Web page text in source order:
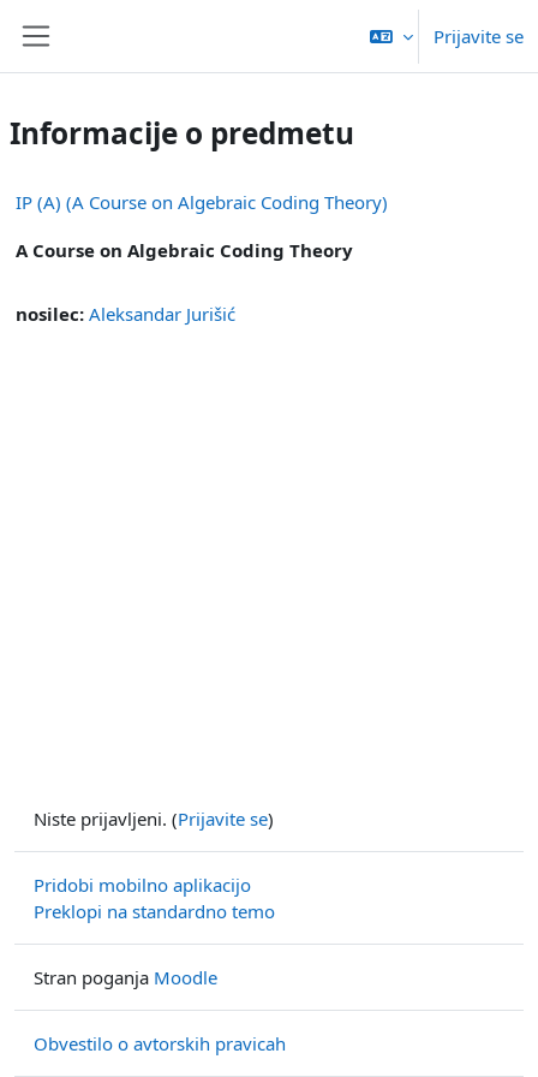
Prijavite se
Informacije o predmetu
IP (A) (A Course on Algebraic Coding Theory)
A Course on Algebraic Coding Theory
nosilec: Aleksandar Jurišić
Niste prijavljeni. (Prijavite se)
Pridobi mobilno aplikacijo
Preklopi na standardno temo
Stran poganja Moodle
Obvestilo o avtorskih pravicah